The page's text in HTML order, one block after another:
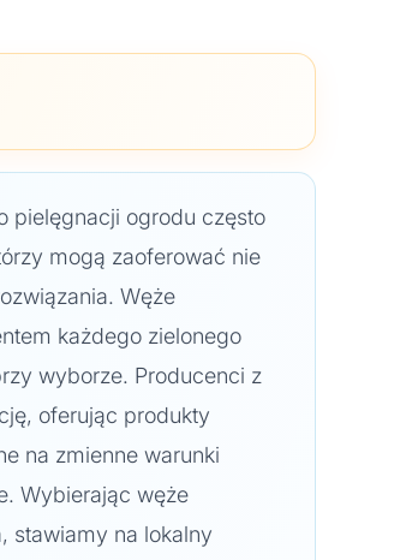
pielęgnacji ogrodu często
mogą zaoferować nie
Węże
każdego zielonego
wyborze. Producenci z
oferując produkty
na zmienne warunki
Wybierając węże
stawiamy na lokalny